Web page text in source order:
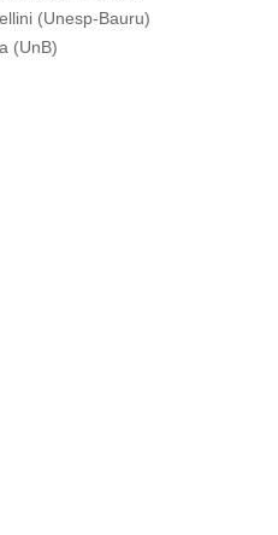
(Unesp-Bauru)
(UnB)